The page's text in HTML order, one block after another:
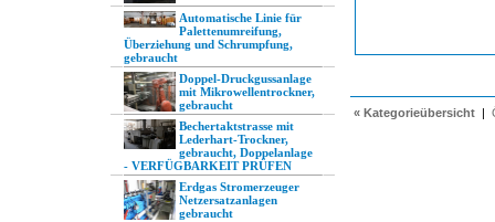
Automatische Linie für
Palettenumreifung,
Überziehung und Schrumpfung,
gebraucht
Doppel-Druckgussanlage
mit Mikrowellentrockner,
gebraucht
Bechertaktstrasse mit
Lederhart-Trockner,
gebraucht, Doppelanlage
- VERFÜGBARKEIT PRÜFEN
Erdgas Stromerzeuger
Netzersatzanlagen
gebraucht
« Kategorieübersicht |